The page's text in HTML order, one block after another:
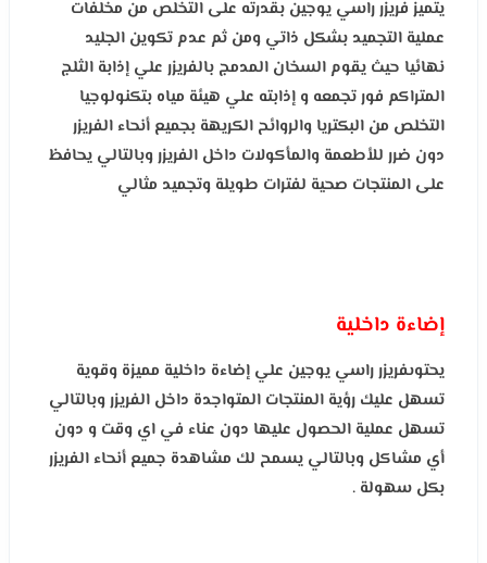
يتميز فريزر راسي يوجين بقدرته على التخلص من مخلفات
عملية التجميد بشكل ذاتي ومن ثم عدم تكوين الجليد
نهائيا حيث يقوم السخان المدمج بالفريزر علي إذابة الثلج
المتراكم فور تجمعه و إذابته علي هيئة مياه بتكنولوجيا
التخلص من البكتريا والروائح الكريهة بجميع أنحاء الفريزر
دون ضرر للأطعمة والمأكولات داخل الفريزر وبالتالي يحافظ
على المنتجات صحية لفترات طويلة وتجميد مثالي
إضاءة داخلية
يحتوىفريزر راسي يوجين علي إضاءة داخلية مميزة وقوية
تسهل عليك رؤية المنتجات المتواجدة داخل الفريزر وبالتالي
تسهل عملية الحصول عليها دون عناء في اي وقت و دون
أي مشاكل وبالتالي يسمح لك مشاهدة جميع أنحاء الفريزر
بكل سهولة .